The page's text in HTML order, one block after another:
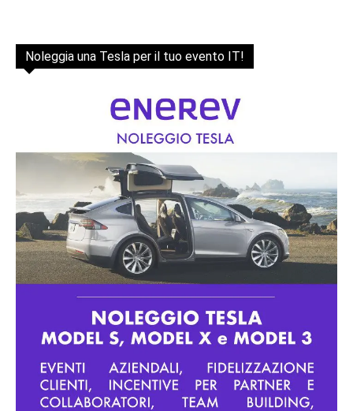
Noleggia una Tesla per il tuo evento IT!